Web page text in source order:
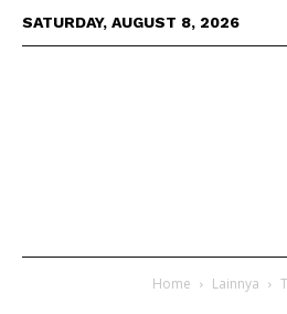
SATURDAY, AUGUST 8, 2026
Home Lainnya